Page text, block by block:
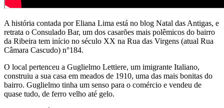
A história contada por Eliana Lima está no blog Natal das Antigas, e
retrata o Consulado Bar, um dos casarões mais polêmicos do bairro
da Ribeira tem início no século XX na Rua das Virgens (atual Rua
Câmara Cascudo) n°184.
O local pertenceu a Guglielmo Lettiere, um imigrante Italiano,
construiu a sua casa em meados de 1910, uma das mais bonitas do
bairro. Guglielmo tinha um senso para o comércio e vendeu de
quase tudo, de ferro velho até gelo.